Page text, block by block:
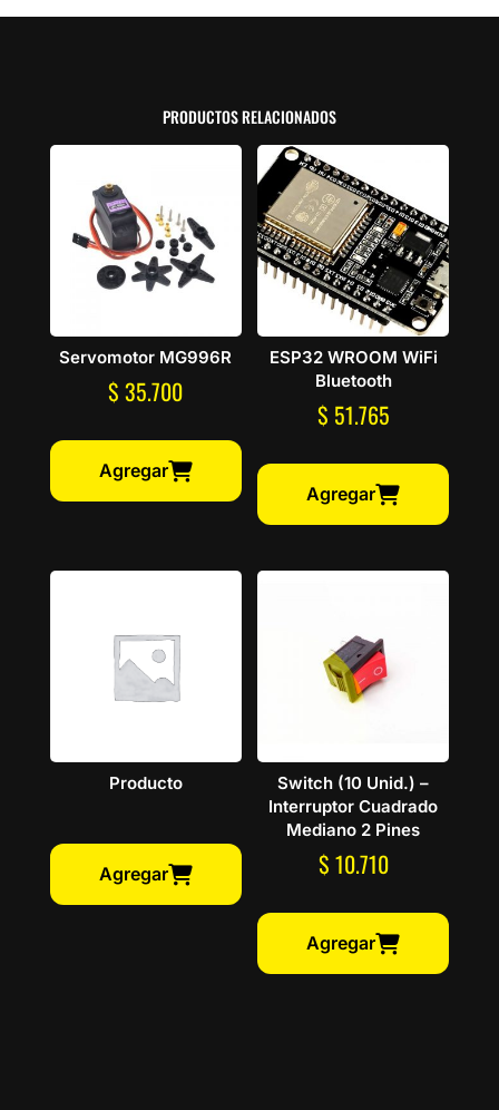
PRODUCTOS RELACIONADOS
Servomotor MG996R
$ 35.700
Agregar
ESP32 WROOM WiFi
Bluetooth
$ 51.765
Agregar
Producto
Agregar
Switch (10 Unid.) –
Interruptor Cuadrado
Mediano 2 Pines
$ 10.710
Agregar